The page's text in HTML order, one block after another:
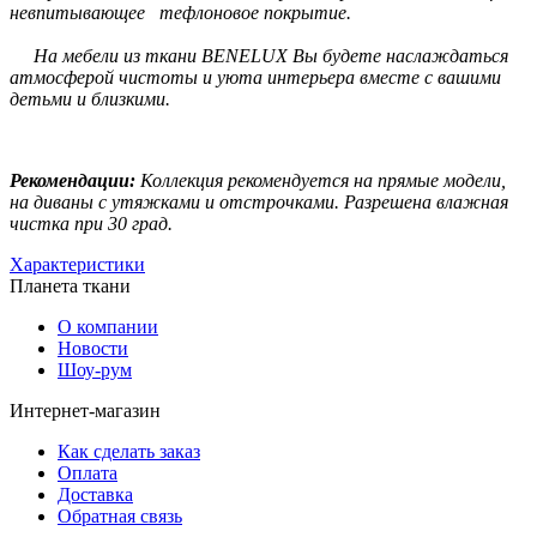
невпитывающее тефлоновое покрытие.
На мебели из ткани BENELUX Вы будете наслаждаться
атмосферой чистоты и уюта интерьера вместе с вашими
детьми и близкими.
Рекомендации: Коллекция рекомендуется на прямые модели,
на диваны с утяжками и отстрочками. Разрешена влажная
чистка при 30 град.
Характеристики
Планета ткани
О компании
Новости
Шоу-рум
Интернет-магазин
Как сделать заказ
Оплата
Доставка
Обратная связь